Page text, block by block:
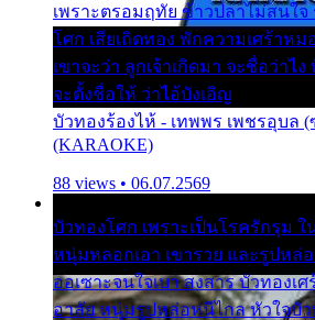
เพราะตรอมฤทัย ข้าวปลาไม่สนใจ
โศก เสียเถิดทอง พักความเศร้าหม
เขาจะว่า ลูกเจ้าเกิดมา จะชื่อว่าไ
จะตั้งชื่อให้ ว่าไอ้บังเอิญ
บัวทองร้องไห้ - เทพพร เพชรอุบล
(KARAOKE)
88 views • 06.07.2569
บัวทองโศก เพราะเป็นโรครักรุม
หนุ่มหลอกเอา เขารวย และรูปหล่
ออเซาะจนใจเบา สงสาร บัวทองเ
อาลัย หนุ่มรูปหล่อหนีไกล หัวใจบัว